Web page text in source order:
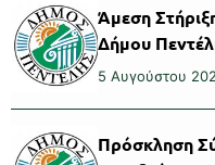
Άμεση
Δήμου
5 Αυγούστου
Πρόσκληση